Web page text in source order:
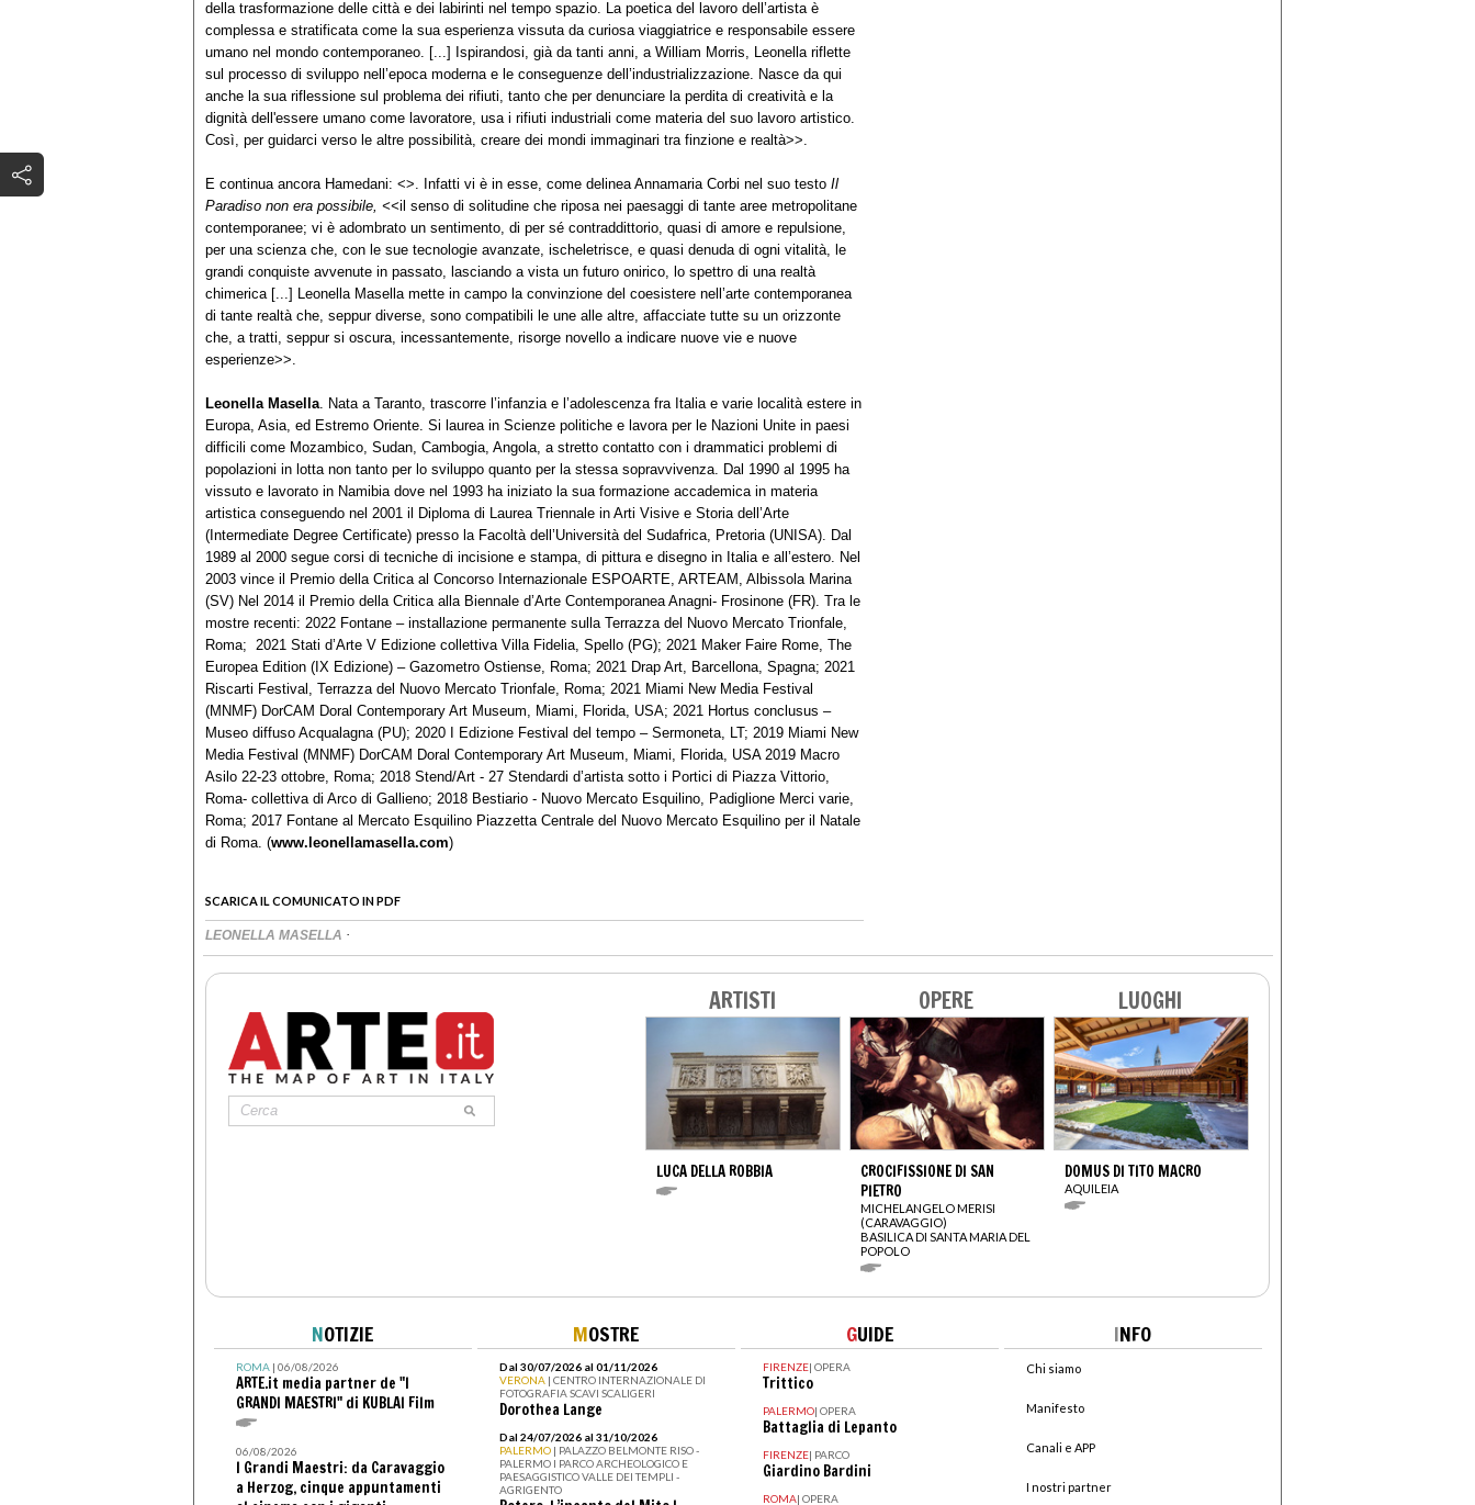
della trasformazione delle città e dei labirinti nel tempo spazio. La poetica del lavoro dell’artista è
complessa e stratificata come la sua esperienza vissuta da curiosa viaggiatrice e responsabile essere
umano nel mondo contemporaneo. [...] Ispirandosi, già da tanti anni, a William Morris, Leonella riflette
sul processo di sviluppo nell’epoca moderna e le conseguenze dell’industrializzazione. Nasce da qui
anche la sua riflessione sul problema dei rifiuti, tanto che per denunciare la perdita di creatività e la
dignità dell'essere umano come lavoratore, usa i rifiuti industriali come materia del suo lavoro artistico.
Così, per guidarci verso le altre possibilità, creare dei mondi immaginari tra finzione e realtà>>.
E continua ancora Hamedani: <>. Infatti vi è in esse, come delinea Annamaria Corbi nel suo testo Il
Paradiso non era possibile, <<il senso di solitudine che riposa nei paesaggi di tante aree metropolitane
contemporanee; vi è adombrato un sentimento, di per sé contraddittorio, quasi di amore e repulsione,
per una scienza che, con le sue tecnologie avanzate, ischeletrisce, e quasi denuda di ogni vitalità, le
grandi conquiste avvenute in passato, lasciando a vista un futuro onirico, lo spettro di una realtà
chimerica [...] Leonella Masella mette in campo la convinzione del coesistere nell’arte contemporanea
di tante realtà che, seppur diverse, sono compatibili le une alle altre, affacciate tutte su un orizzonte
che, a tratti, seppur si oscura, incessantemente, risorge novello a indicare nuove vie e nuove
esperienze>>.
Leonella Masella . Nata a Taranto, trascorre l’infanzia e l’adolescenza fra Italia e varie località estere in
Europa, Asia, ed Estremo Oriente. Si laurea in Scienze politiche e lavora per le Nazioni Unite in paesi
difficili come Mozambico, Sudan, Cambogia, Angola, a stretto contatto con i drammatici problemi di
popolazioni in lotta non tanto per lo sviluppo quanto per la stessa sopravvivenza. Dal 1990 al 1995 ha
vissuto e lavorato in Namibia dove nel 1993 ha iniziato la sua formazione accademica in materia
artistica conseguendo nel 2001 il Diploma di Laurea Triennale in Arti Visive e Storia dell’Arte
(Intermediate Degree Certificate) presso la Facoltà dell’Università del Sudafrica, Pretoria (UNISA). Dal
1989 al 2000 segue corsi di tecniche di incisione e stampa, di pittura e disegno in Italia e all’estero. Nel
2003 vince il Premio della Critica al Concorso Internazionale ESPOARTE, ARTEAM, Albissola Marina
(SV) Nel 2014 il Premio della Critica alla Biennale d’Arte Contemporanea Anagni- Frosinone (FR). Tra le
mostre recenti: 2022 Fontane – installazione permanente sulla Terrazza del Nuovo Mercato Trionfale,
Roma; 2021 Stati d’Arte V Edizione collettiva Villa Fidelia, Spello (PG); 2021 Maker Faire Rome, The
Europea Edition (IX Edizione) – Gazometro Ostiense, Roma; 2021 Drap Art, Barcellona, Spagna; 2021
Riscarti Festival, Terrazza del Nuovo Mercato Trionfale, Roma; 2021 Miami New Media Festival
(MNMF) DorCAM Doral Contemporary Art Museum, Miami, Florida, USA; 2021 Hortus conclusus –
Museo diffuso Acqualagna (PU); 2020 I Edizione Festival del tempo – Sermoneta, LT; 2019 Miami New
Media Festival (MNMF) DorCAM Doral Contemporary Art Museum, Miami, Florida, USA 2019 Macro
Asilo 22-23 ottobre, Roma; 2018 Stend/Art - 27 Stendardi d’artista sotto i Portici di Piazza Vittorio,
Roma- collettiva di Arco di Gallieno; 2018 Bestiario - Nuovo Mercato Esquilino, Padiglione Merci varie,
Roma; 2017 Fontane al Mercato Esquilino Piazzetta Centrale del Nuovo Mercato Esquilino per il Natale
di Roma. (www.leonellamasella.com)
SCARICA IL COMUNICATO IN PDF
LEONELLA MASELLA ·
ARTISTI
LUCA DELLA ROBBIA
OPERE
CROCIFISSIONE DI SAN
PIETRO
MICHELANGELO MERISI
(CARAVAGGIO)
BASILICA DI SANTA MARIA DEL
POPOLO
LUOGHI
DOMUS DI TITO MACRO
AQUILEIA
NOTIZIE
ROMA| 06/08/2026
ARTE.it media partner de "I
GRANDI MAESTRI" di KUBLAI Film
06/08/2026
I Grandi Maestri: da Caravaggio
a Herzog, cinque appuntamenti
MOSTRE
Dal 30/07/2026 al 01/11/2026
VERONA | CENTRO INTERNAZIONALE DI
FOTOGRAFIA SCAVI SCALIGERI
Dorothea Lange
Dal 24/07/2026 al 31/10/2026
PALERMO | PALAZZO BELMONTE RISO -
PALERMO I PARCO ARCHEOLOGICO E
PAESAGGISTICO VALLE DEI TEMPLI -
AGRIGENTO
GUIDE
FIRENZE| OPERA
Trittico
PALERMO| OPERA
Battaglia di Lepanto
FIRENZE| PARCO
Giardino Bardini
ROMA| OPERA
INFO
Chi siamo
Manifesto
Canali e APP
I nostri partner